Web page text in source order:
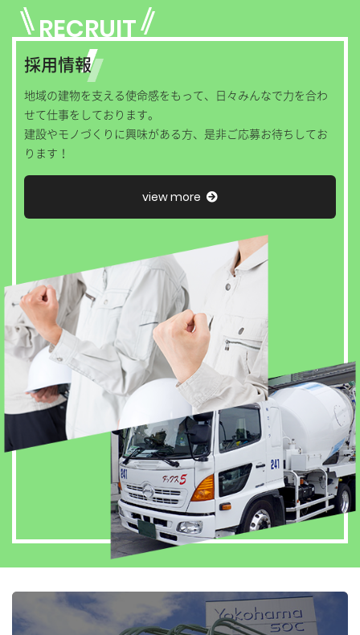
RECRUIT
採用情報
地域の建物を支える使命感をもって、
日々みんなで力を合わ
せて仕事をしております。
建設やモノづくりに興味がある方、是非ご応募お待ちしてお
ります！
view more